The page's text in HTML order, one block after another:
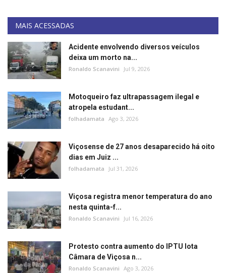
MAIS ACESSADAS
Acidente envolvendo diversos veículos
deixa um morto na...
Ronaldo Scanavini Jul 9, 2026
Motoqueiro faz ultrapassagem ilegal e
atropela estudant...
folhadamata Ago 3, 2026
Viçosense de 27 anos desaparecido há oito
dias em Juiz ...
folhadamata Jul 31, 2026
Viçosa registra menor temperatura do ano
nesta quinta-f...
Ronaldo Scanavini Jul 16, 2026
Protesto contra aumento do IPTU lota
Câmara de Viçosa n...
Ronaldo Scanavini Ago 3, 2026